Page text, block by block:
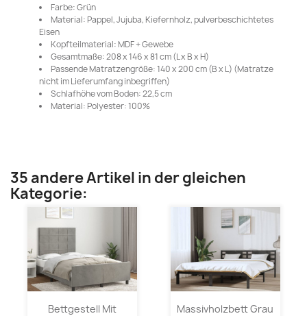
Farbe: Grün
Material: Pappel, Jujuba, Kiefernholz, pulverbeschichtetes
Eisen
Kopfteilmaterial: MDF + Gewebe
Gesamtmaße: 208 x 146 x 81 cm (L x B x H)
Passende Matratzengröße: 140 x 200 cm (B x L) (Matratze
nicht im Lieferumfang inbegriffen)
Schlafhöhe vom Boden: 22,5 cm
Material: Polyester: 100%
35 andere Artikel in der gleichen
Kategorie:
Bettgestell Mit
Massivholzbett Grau